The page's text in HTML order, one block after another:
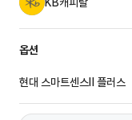
옵션
현대 스마트센스Ⅱ 플러스